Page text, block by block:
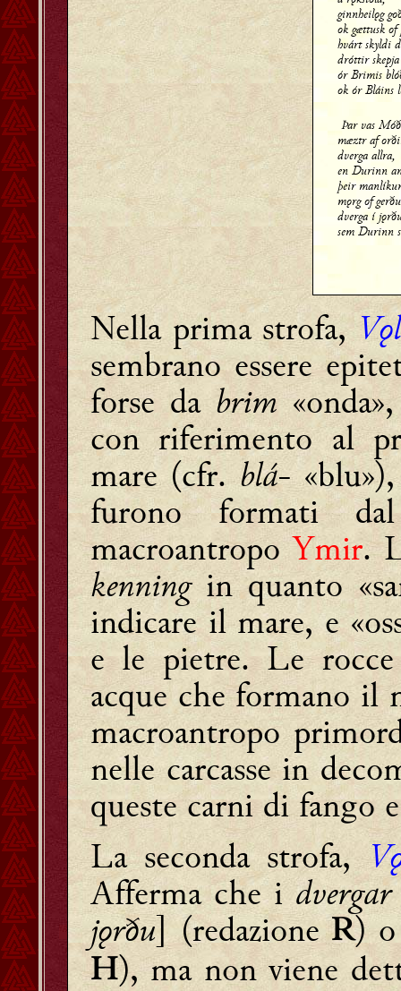
ginnheilǫg
ok gættusk of
hvárt skyldi
dróttir skepja
ór Brimis
ok ór Bláins
Þar vas
mæztr af
dverga allra,
en Durinn
þeir
mǫrg of gerðu
dverga í
sem Durinn
Nella prima strofa,
sembrano essere
forse dabrim
con riferimento al
mare (cfr.blá-
furono formati
macroantropoYmir.
kenningin quanto
indicare il mare, e
e le pietre. Le
acque che formano il
macroantropo
nelle carcasse in
queste carni di fango
La seconda strofa,
Afferma che idvergar
jǫrðu] (redazioneR)
H), ma non viene